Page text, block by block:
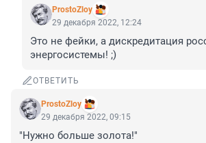
ProstoZloy
29 декабря 2022, 12:24
Это не фейки, а дискредитация
энергосистемы! ;)
ОТВЕТИТЬ
ProstoZloy
29 декабря 2022, 09:15
"Нужно больше золота!"